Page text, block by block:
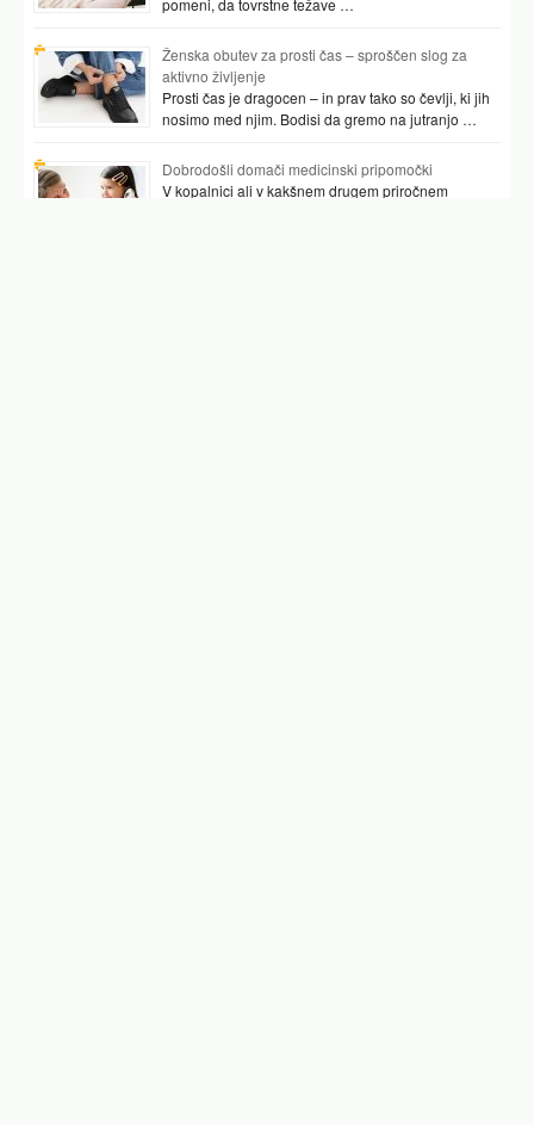
pomeni, da tovrstne težave …
Ženska obutev za prosti čas – sproščen slog za
aktivno življenje
Prosti čas je dragocen – in prav tako so čevlji, ki jih
nosimo med njim. Bodisi da gremo na jutranjo …
Dobrodošli domači medicinski pripomočki
V kopalnici ali v kakšnem drugem priročnem